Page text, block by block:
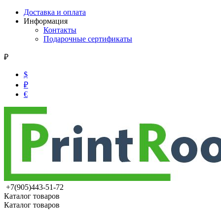
Доставка и оплата
Информация
Контакты
Подарочные сертификаты
₽
$
₽
€
+7(905)443-51-72
Каталог товаров
Каталог товаров